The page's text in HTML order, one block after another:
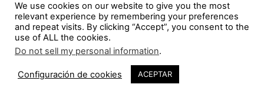
El diseño del Santuario Nacional de la Basílica de los
Ángeles es una aplicación de otra doble curvatura que es
el Hiperboloide de revolución, con eso fue con lo que me
estructura del diseño que se presentó en 1964 en
We use cookies on our website to give you the most
relevant experience by remembering your preferences
and repeat visits. By clicking “Accept”, you consent to the
use of ALL the cookies.
Do not sell my personal information.
Configuración de cookies ACEPTAR